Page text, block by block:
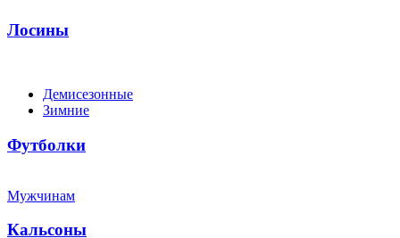
Лосины
Демисезонные
Зимние
Футболки
Мужчинам
Кальсоны